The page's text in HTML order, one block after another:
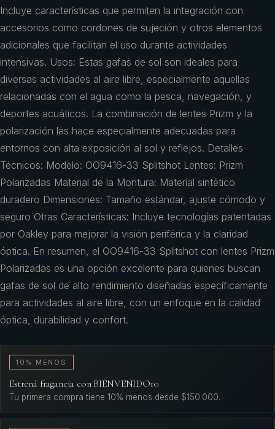
Incluye características que permiten la integración con
accesorios como cordones de sujeción y otros elementos
adicionales que facilitan el uso durante actividades
intensivas. Usos: Estas gafas de sol son ideales para
diversas actividades al aire libre, especialmente aquellas
relacionadas con el agua como la pesca, navegación, y
deportes acuáticos. La combinación de lentes Prizm y la
polarización las hace especialmente adecuadas para
entornos con alta exposición al sol y reflejos. Detalles
Técnicos: Modelo: OO9416-33 Splitshot Lentes: Prizm
Polarizadas Material de la Montura: Material sintético
duradero Dimensiones: Tamaño estándar, ajuste cómodo y
seguro Otras Características: Incluye tecnologías patentadas
por Oakley para mejorar la visión periférica y la claridad
óptica. En resumen, el OO9416-33 Splitshot con lentes Prizm
Polarizadas es una opción excelente para quienes buscan
gafas de sol de alto rendimiento diseñadas específicamente
para actividades al aire libre, con un enfoque en la calidad
óptica, durabilidad y confort.
10% MENOS
Estrená fragancia con BIENVENIDO10
Tu primera compra tiene 10% menos desde $150.000.